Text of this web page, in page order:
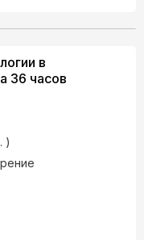
в
36 часов
)